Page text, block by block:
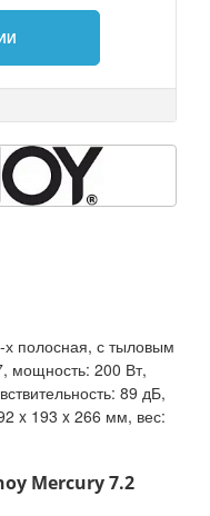
х полосная, с тыловым
мощность: 200 Вт,
89 дБ,
x 193 x 266 мм, вес:
Mercury 7.2